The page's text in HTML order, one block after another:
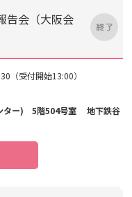
告会（大阪会
（受付開始13:00）
ター) 5階504号室 地下鉄谷